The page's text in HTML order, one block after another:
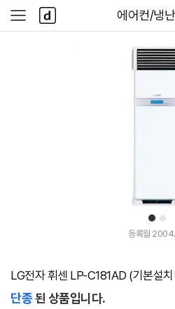
다나와
에어컨/냉난
사
이
다
나
와
1 2
등록월
LG전자 휘센 LP-C181AD (기본설
단종된 상품입니다.